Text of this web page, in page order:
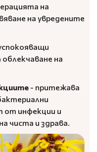
на
на увредените
на
- притежава
от инфекции и
чиста и здрава.